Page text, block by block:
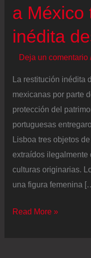
a México
inédita
Deja un comentario
La restitución inédita
mexicanas por parte
protección del
portuguesas
Lisboa tres objetos
extraídos
culturas originarias.
una figura femenina
Tres
Read More »